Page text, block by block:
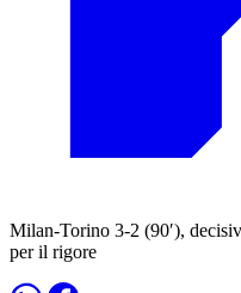
Milan-Torino 3-2 (90′),
per il rigore